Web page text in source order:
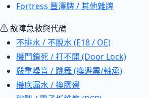
Fortress 豐澤牌 / 其他雜牌
⚠ 故障急救與代碼
不排水 / 不脫水 (E18 / OE)
機門鎖死 / 打不開 (Door Lock)
嚴重噪音 / 跳舞 (換避震/軸承)
機底漏水 / 換膠邊